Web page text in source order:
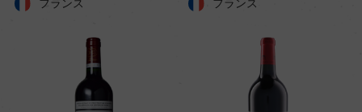
フランス フランス